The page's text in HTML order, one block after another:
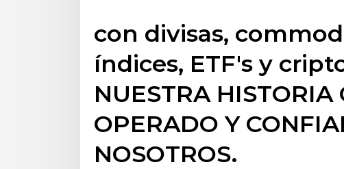
con divisas,
índices, ETF's y
NUESTRA HISTORIA
OPERADO Y
NOSOTROS.